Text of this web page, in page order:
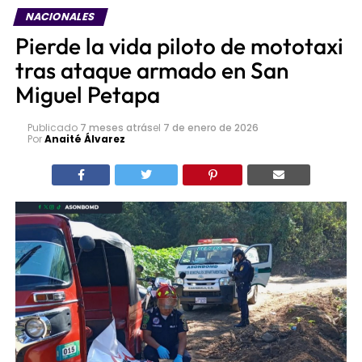
NACIONALES
Pierde la vida piloto de mototaxi
tras ataque armado en San
Miguel Petapa
Publicado 7 meses atrásel 7 de enero de 2026
PorAnaité Álvarez